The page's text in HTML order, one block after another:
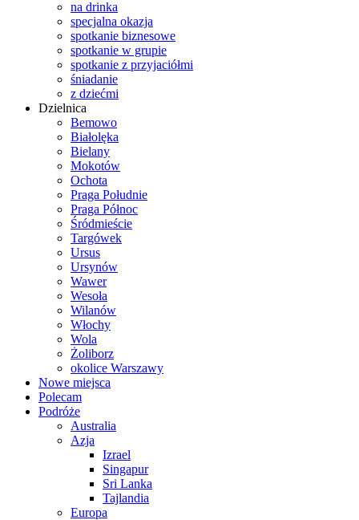
na drinka
specjalna okazja
spotkanie biznesowe
spotkanie w grupie
spotkanie z przyjaciółmi
śniadanie
z dziećmi
Dzielnica
Bemowo
Białolęka
Bielany
Mokotów
Ochota
Praga Południe
Praga Północ
Śródmieście
Targówek
Ursus
Ursynów
Wawer
Wesoła
Wilanów
Włochy
Wola
Żoliborz
okolice Warszawy
Nowe miejsca
Polecam
Podróże
Australia
Azja
Izrael
Singapur
Sri Lanka
Tajlandia
Europa